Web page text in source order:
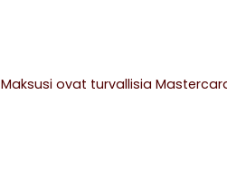
Maksusi ovat turvallisia